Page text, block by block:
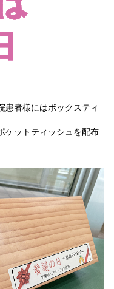
患者様にはボックスティ
ケットティッシュを配布